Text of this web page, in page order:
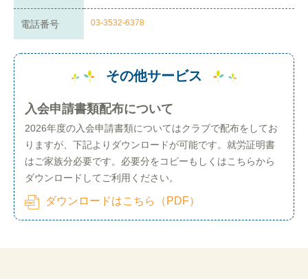
電話番号 03-3532-6378
その他サービス
入会申請書類配布について
2026年度の入会申請書類についてはクラブで配布をしてお
りますが、下記よりダウンロードが可能です。就労証明書
はご家族分必要です。必要分をコピーもしくはこちらから
ダウンロードしてご利用ください。
ダウンロードはこちら（PDF）